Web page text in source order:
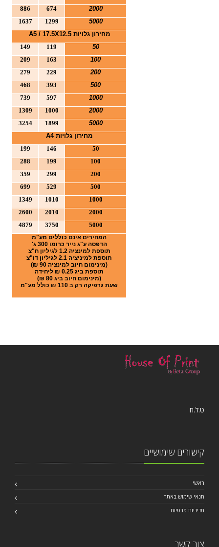
2000
674
886
5000
1299
1637
מחירון גלויות
A5/ 17.5X12.5
50
119
149
100
163
209
200
229
279
500
393
468
1000
597
739
2000
1000
1309
5000
1899
3254
מחירון גלויות A4
50
146
199
100
199
288
200
299
359
500
529
699
1000
1010
1349
2000
2010
2600
5000
3750
4879
המחירים אינם כוללים מע"מ
הדפסה ע"ג נייר כרומו 300 ג'
תוספת למינציה 1.2 לגיליון ח"צ
תוספת למיניציה 2.1 לגיליון דו"צ
(מינימום חיוב למינציה 90 ₪)
תוספת ביג 0.25 ₪ ליחידה
(מינימום חיוב ביג 80 ₪)
שעת גרפיקה רק ב 110 ₪ כולל מע"מ
ט.ל.ח
קישורים שימושיים
ראשי
תנאי שימוש באתר
מדיניות פרטיות
צור קשר